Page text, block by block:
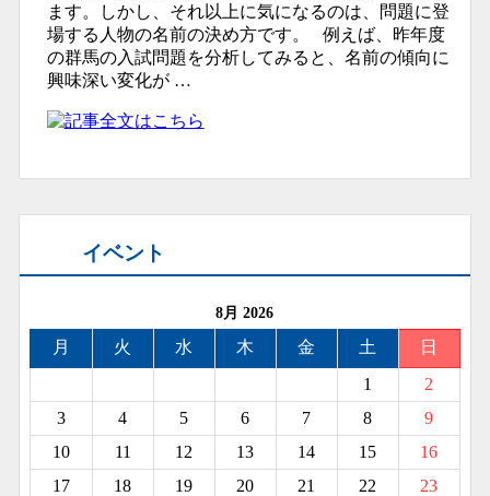
ます。しかし、それ以上に気になるのは、問題に登
場する人物の名前の決め方です。 例えば、昨年度
の群馬の入試問題を分析してみると、名前の傾向に
興味深い変化が …
イベント
8月 2026
月 火 水 木 金 土
日
1
2
3
4 5 6 7 8
9
10
11 12 13 14 15
16
17
18 19 20 21 22
23